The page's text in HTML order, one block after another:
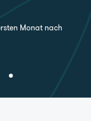
Monat nach